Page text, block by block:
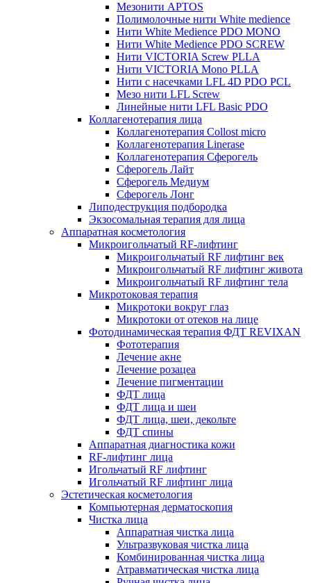
Мезонити APTOS
Полимолочные нити White medience
Нити White Medience PDO MONO
Нити White Medience PDO SCREW
Нити VICTORIA Screw PLLA
Нити VICTORIA Mono PLLA
Нити с насечками LFL 4D PDO PCL
Мезо нити LFL Screw
Линейные нити LFL Basic PDO
Коллагенотерапия лица
Коллагенотерапия Collost micro
Коллагенотерапия Linerase
Коллагенотерапия Сферогель
Сферогель Лайт
Сферогель Медиум
Сферогель Лонг
Липодеструкция подбородка
Экзосомальная терапия для лица
Аппаратная косметология
Микроигольчатый RF-лифтинг
Микроигольчатый RF лифтинг век
Микроигольчатый RF лифтинг живота
Микроигольчатый RF лифтинг тела
Микротоковая терапия
Микротоки вокруг глаз
Микротоки от отеков на лице
Фотодинамическая терапия ФДТ REVIXAN
Фототерапия
Лечение акне
Лечение розацеа
Лечение пигментации
ФДТ лица
ФДТ лица и шеи
ФДТ лица, шеи, декольте
ФДТ спины
Аппаратная диагностика кожи
RF-лифтинг лица
Игольчатый RF лифтинг
Игольчатый RF лифтинг лица
Эстетическая косметология
Компьютерная дерматоскопия
Чистка лица
Аппаратная чистка лица
Ультразвуковая чистка лица
Комбинированная чистка лица
Атравматическая чистка лица